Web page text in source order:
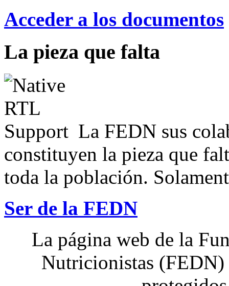
Acceder a los documentos
La pieza que falta
La FEDN sus
constituyen la pieza que
toda la población.
Ser de la FEDN
La página web de la
Nutricionistas (FEDN)